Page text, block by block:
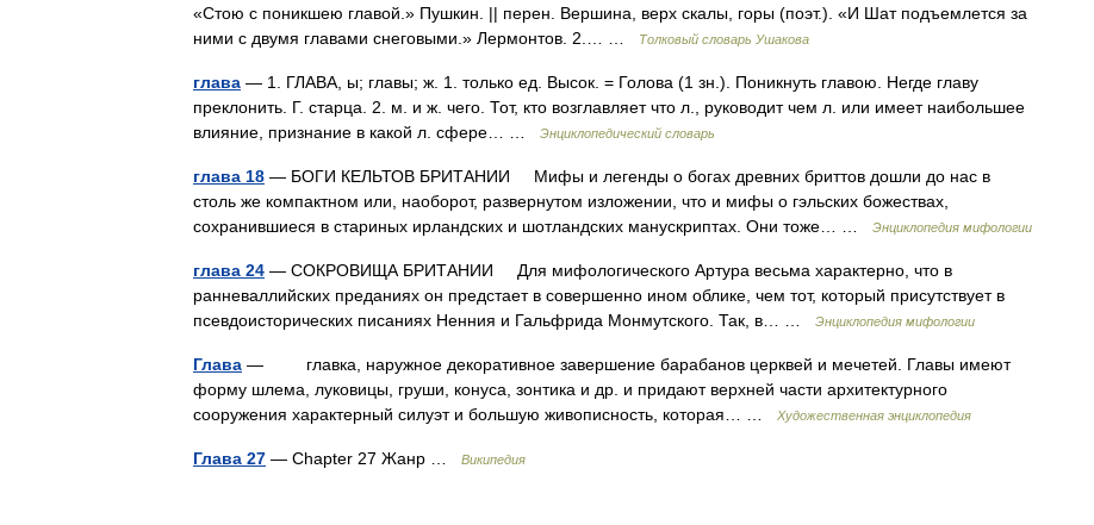
«Стою с поникшею главой.» Пушкин. || перен. Вершина, верх скалы, горы (поэт.). «И Шат подъемлется за
ними с двумя главами снеговыми.» Лермонтов. 2.… …
Толковый словарь Ушакова
глава — 1. ГЛАВА, ы; главы; ж. 1. только ед. Высок. = Голова (1 зн.). Поникнуть главою. Негде главу
преклонить. Г. старца. 2. м. и ж. чего. Тот, кто возглавляет что л., руководит чем л. или имеет наибольшее
влияние, признание в какой л. сфере… …
Энциклопедический словарь
глава 18 — БОГИ КЕЛЬТОВ БРИТАНИИ Мифы и легенды о богах древних бриттов дошли до нас в
столь же компактном или, наоборот, развернутом изложении, что и мифы о гэльских божествах,
сохранившиеся в стариных ирландских и шотландских манускриптах. Они тоже… …
Энциклопедия мифологии
глава 24 — СОКРОВИЩА БРИТАНИИ Для мифологического Артура весьма характерно, что в
ранневаллийских преданиях он предстает в совершенно ином облике, чем тот, который присутствует в
псевдоисторических писаниях Ненния и Гальфрида Монмутского. Так, в… …
Энциклопедия мифологии
Глава — главка, наружное декоративное завершение барабанов церквей и мечетей. Главы имеют
форму шлема, луковицы, груши, конуса, зонтика и др. и придают верхней части архитектурного
сооружения характерный силуэт и большую живописность, которая… …
Художественная энциклопедия
Глава 27 — Chapter 27 Жанр … Википедия